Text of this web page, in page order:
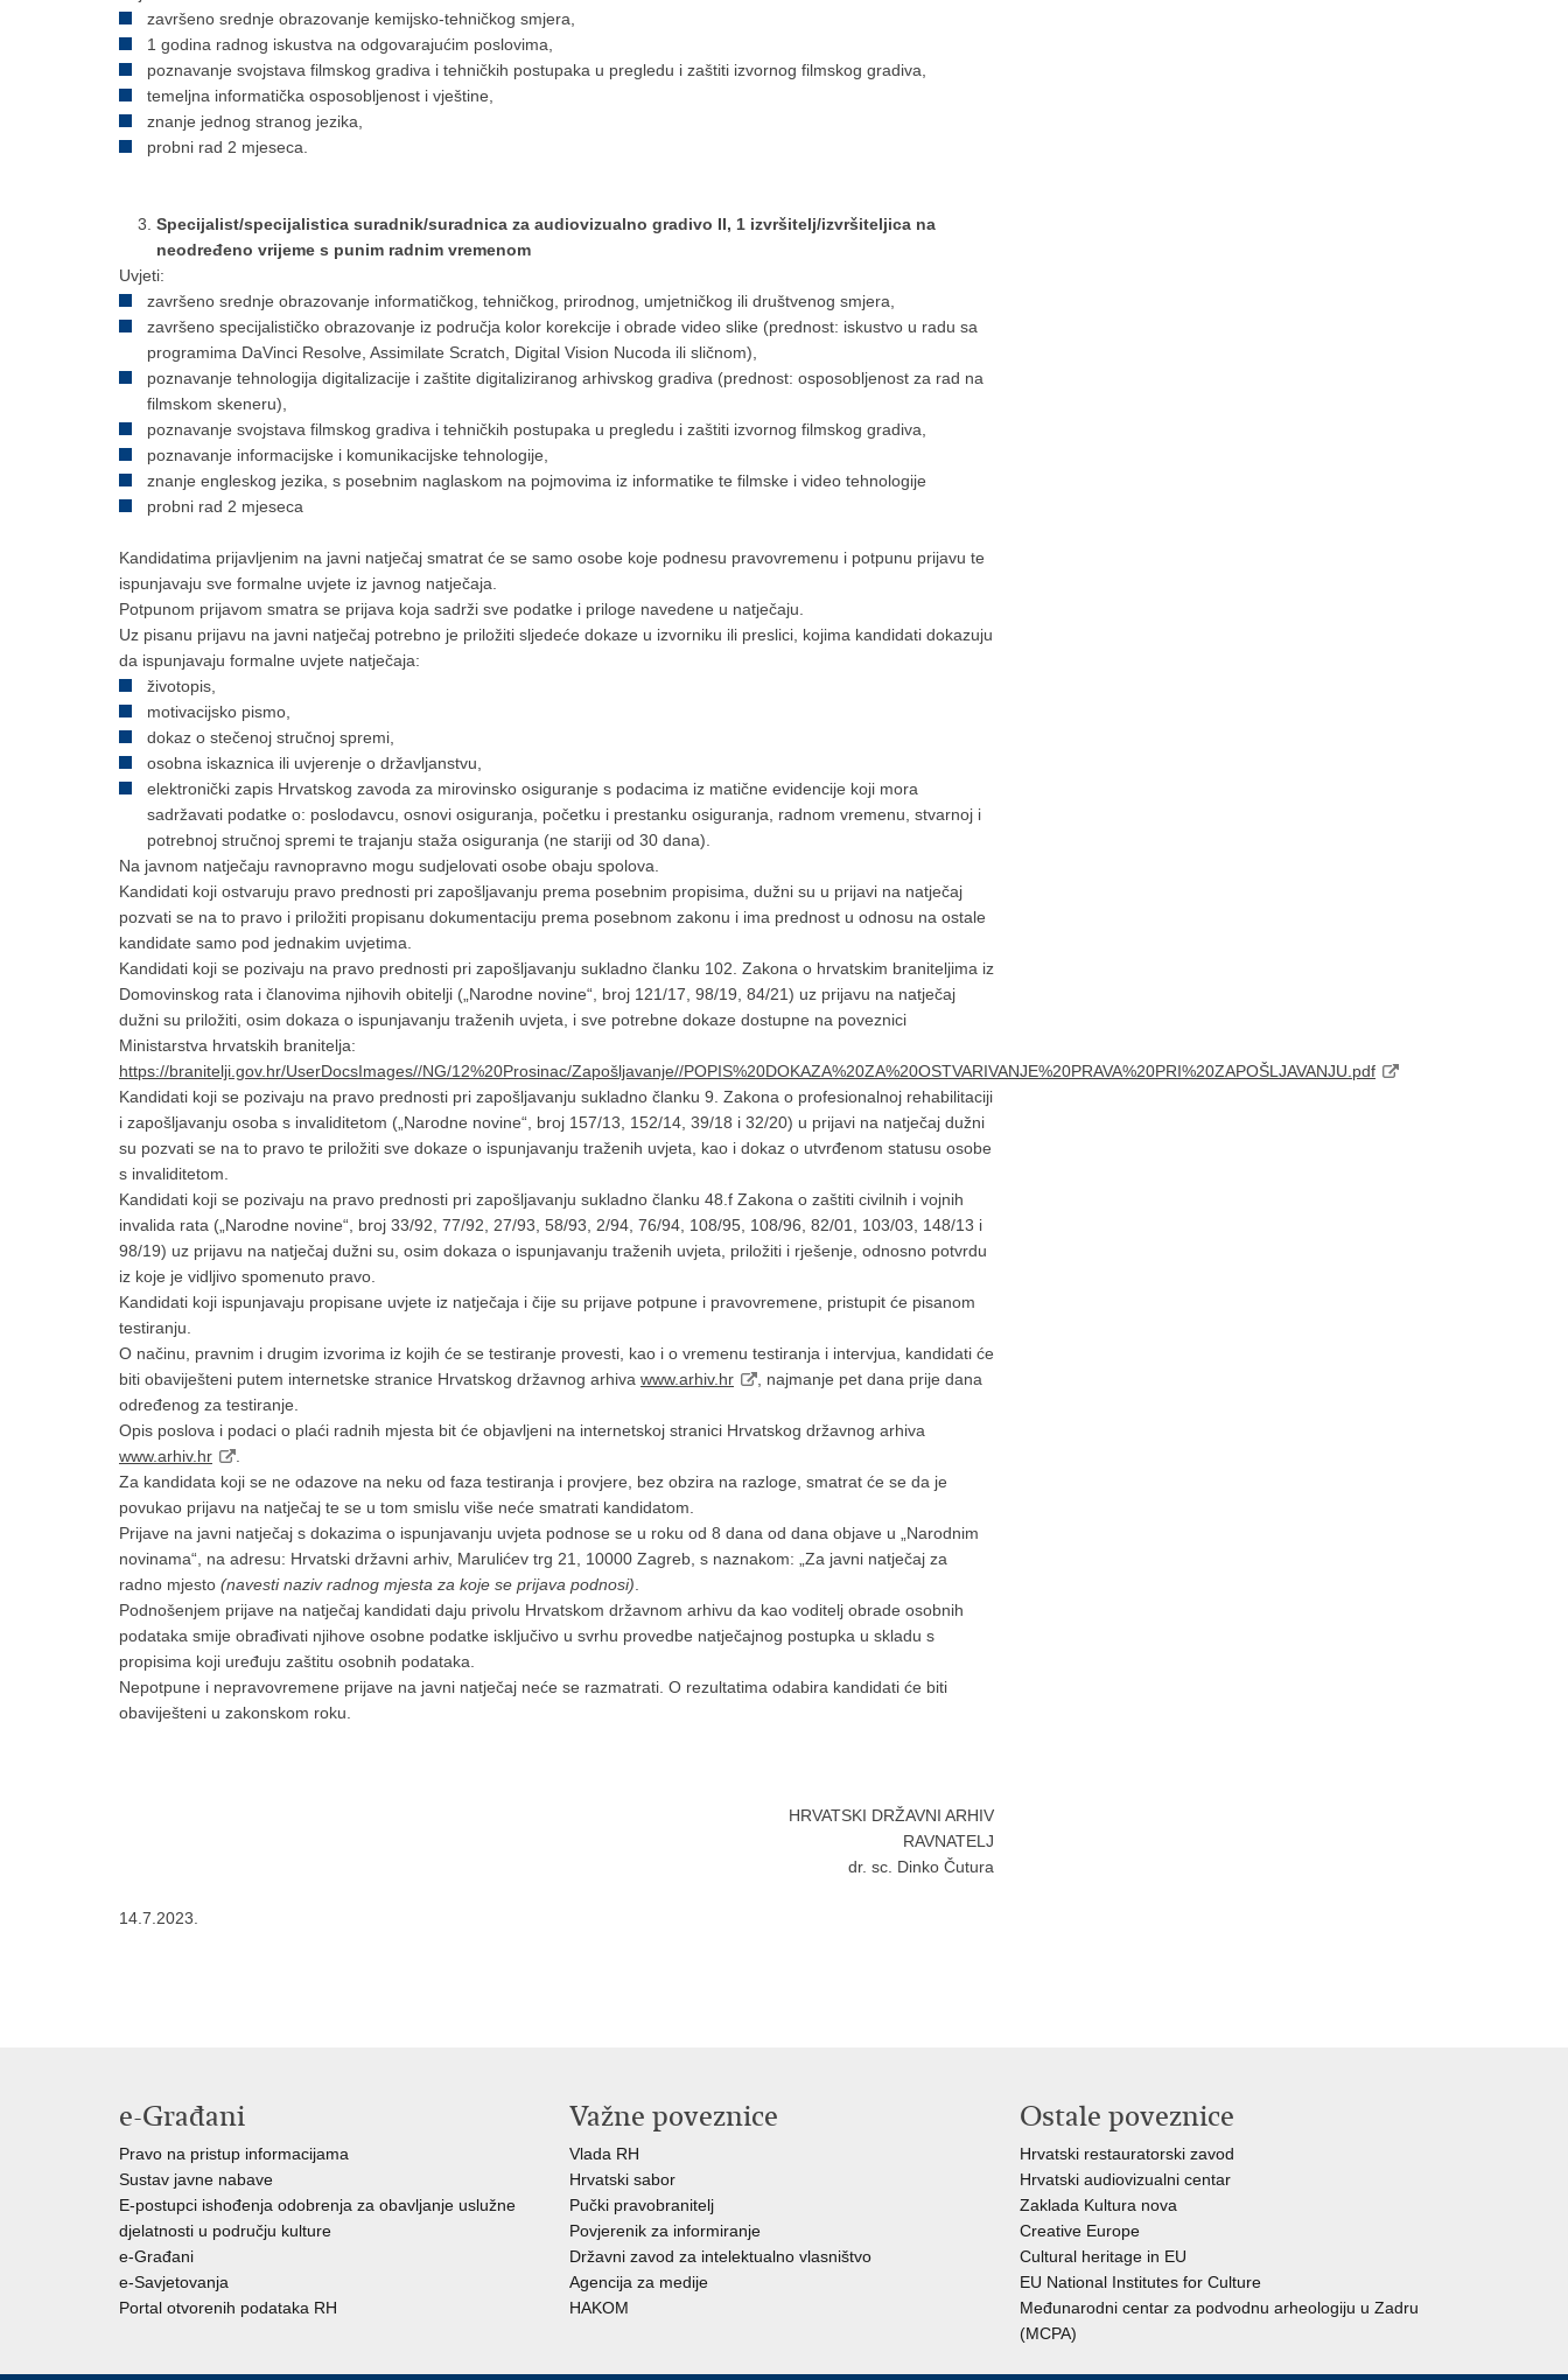
završeno srednje obrazovanje kemijsko-tehničkog smjera,
1 godina radnog iskustva na odgovarajućim poslovima,
poznavanje svojstava filmskog gradiva i tehničkih postupaka u pregledu i zaštiti izvornog filmskog gradiva,
temeljna informatička osposobljenost i vještine,
znanje jednog stranog jezika,
probni rad 2 mjeseca.
Specijalist/specijalistica suradnik/suradnica za audiovizualno gradivo II, 1 izvršitelj/izvršiteljica na
neodređeno vrijeme s punim radnim vremenom
Uvjeti:
završeno srednje obrazovanje informatičkog, tehničkog, prirodnog, umjetničkog ili društvenog smjera,
završeno specijalističko obrazovanje iz područja kolor korekcije i obrade video slike (prednost: iskustvo u radu sa
programima DaVinci Resolve, Assimilate Scratch, Digital Vision Nucoda ili sličnom),
poznavanje tehnologija digitalizacije i zaštite digitaliziranog arhivskog gradiva (prednost: osposobljenost za rad na
filmskom skeneru),
poznavanje svojstava filmskog gradiva i tehničkih postupaka u pregledu i zaštiti izvornog filmskog gradiva,
poznavanje informacijske i komunikacijske tehnologije,
znanje engleskog jezika, s posebnim naglaskom na pojmovima iz informatike te filmske i video tehnologije
probni rad 2 mjeseca
Kandidatima prijavljenim na javni natječaj smatrat će se samo osobe koje podnesu pravovremenu i potpunu prijavu te
ispunjavaju sve formalne uvjete iz javnog natječaja.
Potpunom prijavom smatra se prijava koja sadrži sve podatke i priloge navedene u natječaju.
Uz pisanu prijavu na javni natječaj potrebno je priložiti sljedeće dokaze u izvorniku ili preslici, kojima kandidati dokazuju
da ispunjavaju formalne uvjete natječaja:
životopis,
motivacijsko pismo,
dokaz o stečenoj stručnoj spremi,
osobna iskaznica ili uvjerenje o državljanstvu,
elektronički zapis Hrvatskog zavoda za mirovinsko osiguranje s podacima iz matične evidencije koji mora
sadržavati podatke o: poslodavcu, osnovi osiguranja, početku i prestanku osiguranja, radnom vremenu, stvarnoj i
potrebnoj stručnoj spremi te trajanju staža osiguranja (ne stariji od 30 dana).
Na javnom natječaju ravnopravno mogu sudjelovati osobe obaju spolova.
Kandidati koji ostvaruju pravo prednosti pri zapošljavanju prema posebnim propisima, dužni su u prijavi na natječaj
pozvati se na to pravo i priložiti propisanu dokumentaciju prema posebnom zakonu i ima prednost u odnosu na ostale
kandidate samo pod jednakim uvjetima.
Kandidati koji se pozivaju na pravo prednosti pri zapošljavanju sukladno članku 102. Zakona o hrvatskim braniteljima iz
Domovinskog rata i članovima njihovih obitelji („Narodne novine“, broj 121/17, 98/19, 84/21) uz prijavu na natječaj
dužni su priložiti, osim dokaza o ispunjavanju traženih uvjeta, i sve potrebne dokaze dostupne na poveznici
Ministarstva hrvatskih branitelja:
https://branitelji.gov.hr/UserDocsImages//NG/12%20Prosinac/Zapošljavanje//POPIS%20DOKAZA%20ZA%20OSTVARIVANJE%20PRAVA%20PRI%20ZAPOŠLJAVANJU.pdf
Kandidati koji se pozivaju na pravo prednosti pri zapošljavanju sukladno članku 9. Zakona o profesionalnoj rehabilitaciji
i zapošljavanju osoba s invaliditetom („Narodne novine“, broj 157/13, 152/14, 39/18 i 32/20) u prijavi na natječaj dužni
su pozvati se na to pravo te priložiti sve dokaze o ispunjavanju traženih uvjeta, kao i dokaz o utvrđenom statusu osobe
s invaliditetom.
Kandidati koji se pozivaju na pravo prednosti pri zapošljavanju sukladno članku 48.f Zakona o zaštiti civilnih i vojnih
invalida rata („Narodne novine“, broj 33/92, 77/92, 27/93, 58/93, 2/94, 76/94, 108/95, 108/96, 82/01, 103/03, 148/13 i
98/19) uz prijavu na natječaj dužni su, osim dokaza o ispunjavanju traženih uvjeta, priložiti i rješenje, odnosno potvrdu
iz koje je vidljivo spomenuto pravo.
Kandidati koji ispunjavaju propisane uvjete iz natječaja i čije su prijave potpune i pravovremene, pristupit će pisanom
testiranju.
O načinu, pravnim i drugim izvorima iz kojih će se testiranje provesti, kao i o vremenu testiranja i intervjua, kandidati će
biti obaviješteni putem internetske stranice Hrvatskog državnog arhiva www.arhiv.hr
, najmanje pet dana prije dana
određenog za testiranje.
Opis poslova i podaci o plaći radnih mjesta bit će objavljeni na internetskoj stranici Hrvatskog državnog arhiva
www.arhiv.hr
Za kandidata koji se ne odazove na neku od faza testiranja i provjere, bez obzira na razloge, smatrat će se da je
povukao prijavu na natječaj te se u tom smislu više neće smatrati kandidatom.
Prijave na javni natječaj s dokazima o ispunjavanju uvjeta podnose se u roku od 8 dana od dana objave u „Narodnim
novinama“, na adresu: Hrvatski državni arhiv, Marulićev trg 21, 10000 Zagreb, s naznakom: „Za javni natječaj za
radno mjesto (navesti naziv radnog mjesta za koje se prijava podnosi)
Podnošenjem prijave na natječaj kandidati daju privolu Hrvatskom državnom arhivu da kao voditelj obrade osobnih
podataka smije obrađivati njihove osobne podatke isključivo u svrhu provedbe natječajnog postupka u skladu s
propisima koji uređuju zaštitu osobnih podataka.
Nepotpune i nepravovremene prijave na javni natječaj neće se razmatrati. O rezultatima odabira kandidati će biti
obaviješteni u zakonskom roku.
HRVATSKI DRŽAVNI ARHIV
RAVNATELJ
dr. sc. Dinko Čutura
14.7.2023.
e-Građani
Pravo na pristup informacijama
Sustav javne nabave
E-postupci ishođenja odobrenja za obavljanje uslužne
djelatnosti u području kulture
e-Građani
e-Savjetovanja
Portal otvorenih podataka RH
Važne poveznice
Vlada RH
Hrvatski sabor
Pučki pravobranitelj
Povjerenik za informiranje
Državni zavod za intelektualno vlasništvo
Agencija za medije
HAKOM
Ostale poveznice
Hrvatski restauratorski zavod
Hrvatski audiovizualni centar
Zaklada Kultura nova
Creative Europe
Cultural heritage in EU
EU National Institutes for Culture
Međunarodni centar za podvodnu arheologiju u Zadru
(MCPA)